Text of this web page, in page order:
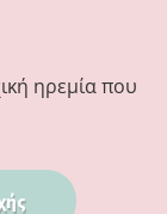
ηρεμία που